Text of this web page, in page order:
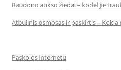
Raudono aukso žiedai – kodėl jie
Atbulinis osmosas ir paskirtis – Kokia
Paskolos internetu